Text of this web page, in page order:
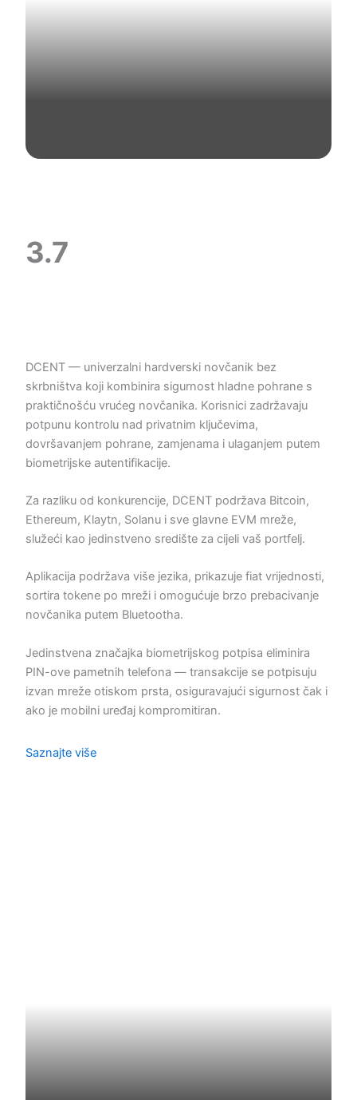
3.7
DCENT — univerzalni hardverski novčanik bez
skrbništva koji kombinira sigurnost hladne pohrane s
praktičnošću vrućeg novčanika. Korisnici zadržavaju
potpunu kontrolu nad privatnim ključevima,
dovršavanjem pohrane, zamjenama i ulaganjem putem
biometrijske autentifikacije.
Za razliku od konkurencije, DCENT podržava Bitcoin,
Ethereum, Klaytn, Solanu i sve glavne EVM mreže,
služeći kao jedinstveno središte za cijeli vaš portfelj.
Aplikacija podržava više jezika, prikazuje fiat vrijednosti,
sortira tokene po mreži i omogućuje brzo prebacivanje
novčanika putem Bluetootha.
Jedinstvena značajka biometrijskog potpisa eliminira
PIN-ove pametnih telefona — transakcije se potpisuju
izvan mreže otiskom prsta, osiguravajući sigurnost čak i
ako je mobilni uređaj kompromitiran.
Saznajte više